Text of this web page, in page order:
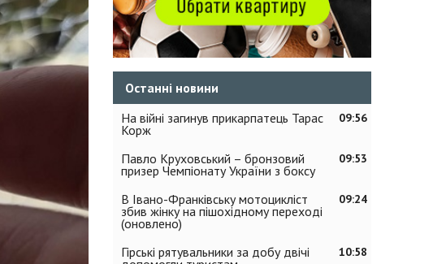
Останні новини
09:56
На війні загинув прикарпатець Тарас
Корж
09:53
Павло Круховський – бронзовий
призер Чемпіонату України з боксу
09:24
В Івано-Франківську мотоцикліст
збив жінку на пішохідному переході
(оновлено)
10:58
Гірські рятувальники за добу двічі